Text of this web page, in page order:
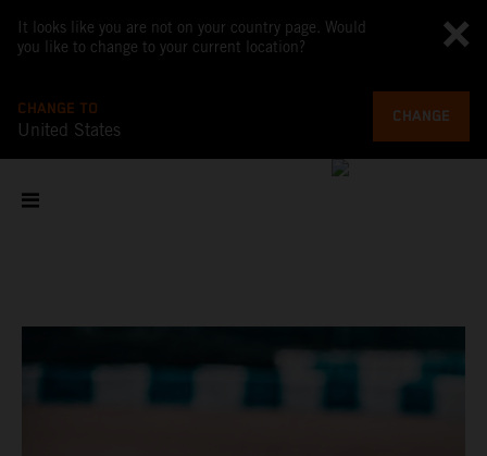
It looks like you are not on your country page. Would
you like to change to your current location?
CHANGE TO
United States
CHANGE